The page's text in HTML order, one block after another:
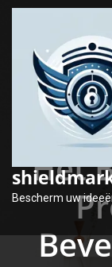
inhoud
Bescherm uw
Het